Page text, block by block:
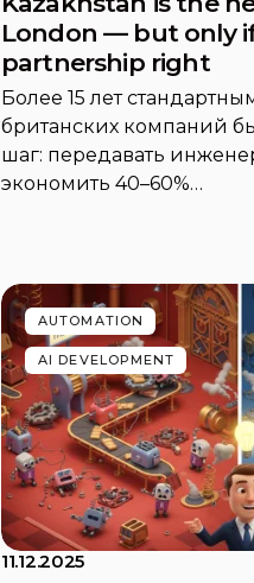
London — but only
partnership right
Более 15 лет
британских компаний
шаг: передавать
экономить 40–60%…
AUTOMATION
AI DEVELOPMENT
11.12.2025